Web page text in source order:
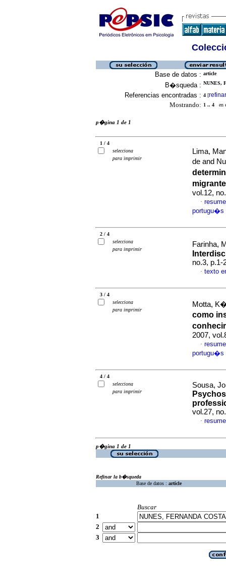
Base de datos : article
B�squeda : NUNES,
Referencias encontradas : 4 [refinar
Mostrando: 1 .. 4 en
p�gina 1 de 1
1 / 4
selecciona
para imprimir
Lima,
de and
vol.12,
·
portugu�s
2 / 4
selecciona
para imprimir
Farinha,
no.3, p.1-
· texto
3 / 4
selecciona
para imprimir
Motta,
como
2007,
·
portugu�s
4 / 4
selecciona
para imprimir
Sousa,
vol.27,
·
p�gina 1 de 1
Refinar la b�squeda
Base de datos : article
Buscar
1
2
3